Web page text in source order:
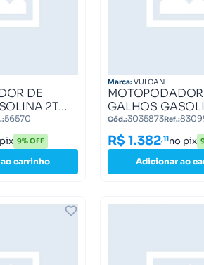
DE
2T
56570
56570
9% OFF
carrinho
Marca:VULCAN
GALHOS
33CC 1,3HP COM
EXTENSOR
VP3300T
83099
Cód.:3035873Ref.:
R$ 1.382,11no pix
Adicionar ao